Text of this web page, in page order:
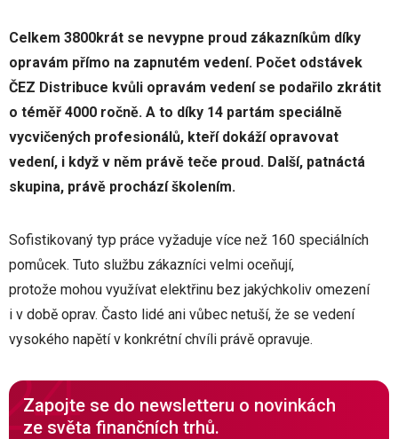
Celkem 3800krát se nevypne proud zákazníkům díky
opravám přímo na zapnutém vedení. Počet odstávek
ČEZ Distribuce kvůli opravám vedení se podařilo zkrátit
o téměř 4000 ročně. A to díky 14 partám speciálně
vycvičených profesionálů, kteří dokáží opravovat
vedení, i když v něm právě teče proud. Další, patnáctá
skupina, právě prochází školením.
Sofistikovaný typ práce vyžaduje více než 160 speciálních
pomůcek. Tuto službu zákazníci velmi oceňují,
protože mohou využívat elektřinu bez jakýchkoliv omezení
i v době oprav. Často lidé ani vůbec netuší, že se vedení
vysokého napětí v konkrétní chvíli právě opravuje.
Zapojte se do newsletteru o novinkách
ze světa finančních trhů.